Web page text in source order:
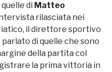
di Matteo
rilasciata nei
il direttore sportivo
di quelle che sono
della partita col
la prima vittoria in